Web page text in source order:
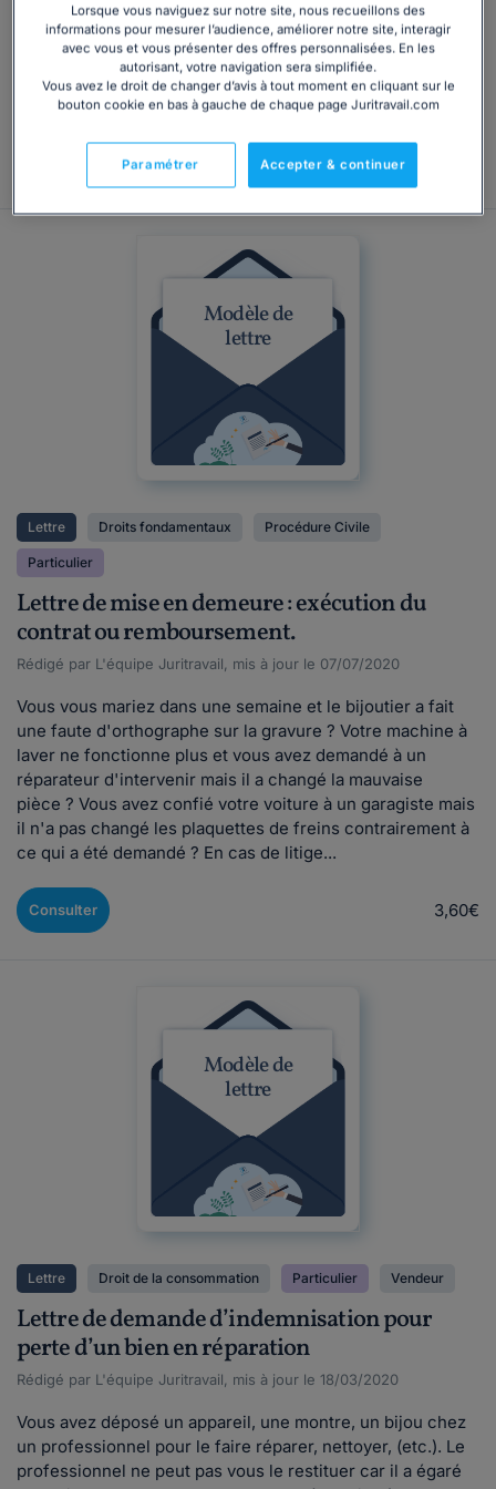
issues de ce contrat. Vous souhaitez donc invoquer cet
imprévu afin de vous exonérer de votre responsabilité et
ainsi éviter toute sanction liées à l'inexécution de votre
engagement.
Modèle de
lettre
Lettre Droits fondamentaux Procédure Civile
Particulier
Lettre de mise en demeure : exécution du
contrat ou remboursement.
Rédigé par L'équipe Juritravail, mis à jour le 07/07/2020
Vous vous mariez dans une semaine et le bijoutier a fait
une faute d'orthographe sur la gravure ? Votre machine à
laver ne fonctionne plus et vous avez demandé à un
réparateur d'intervenir mais il a changé la mauvaise
pièce ? Vous avez confié votre voiture à un garagiste mais
il n'a pas changé les plaquettes de freins contrairement à
ce qui a été demandé ? En cas de litige...
Consulter 3,60€
Modèle de
lettre
Lettre Droit de la consommation Particulier Vendeur
Lettre de demande d’indemnisation pour
perte d’un bien en réparation
Rédigé par L'équipe Juritravail, mis à jour le 18/03/2020
Vous avez déposé un appareil, une montre, un bijou chez
un professionnel pour le faire réparer, nettoyer, (etc.). Le
professionnel ne peut pas vous le restituer car il a égaré
Lorsque vous naviguez sur notre site, nous recueillons des
informations pour mesurer l’audience, améliorer notre site, interagir
avec vous et vous présenter des offres personnalisées. En les
autorisant, votre navigation sera simplifiée.
Vous avez le droit de changer d’avis à tout moment en cliquant sur le
bouton cookie en bas à gauche de chaque page Juritravail.com
Accepter & continuer
Paramétrer